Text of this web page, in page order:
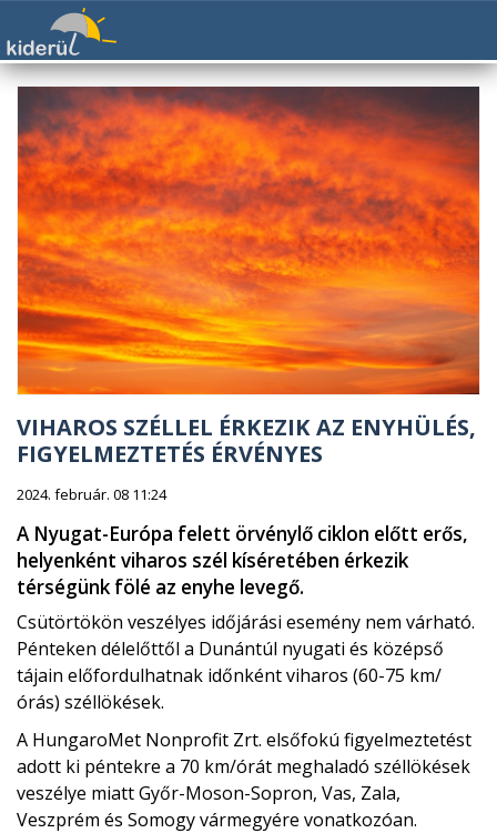
VIHAROS SZÉLLEL ÉRKEZIK AZ ENYHÜLÉS,
FIGYELMEZTETÉS ÉRVÉNYES
2024. február. 08 11:24
A Nyugat-Európa felett örvénylő ciklon előtt erős,
helyenként viharos szél kíséretében érkezik
térségünk fölé az enyhe levegő.
Csütörtökön veszélyes időjárási esemény nem várható.
Pénteken délelőttől a Dunántúl nyugati és középső
tájain előfordulhatnak időnként viharos (60-75 km/
órás) széllökések.
A HungaroMet Nonprofit Zrt. elsőfokú figyelmeztetést
adott ki péntekre a 70 km/órát meghaladó széllökések
veszélye miatt Győr-Moson-Sopron, Vas, Zala,
Veszprém és Somogy vármegyére vonatkozóan.